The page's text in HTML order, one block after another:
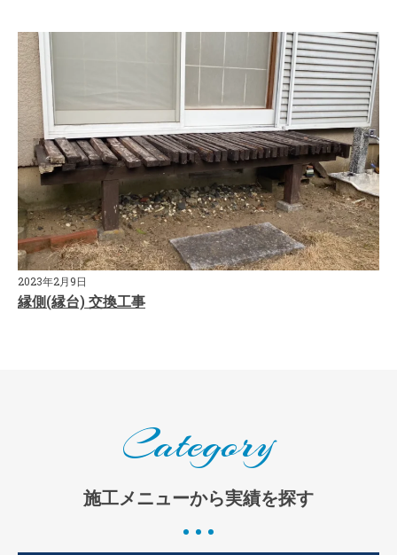
縁側(縁台) 交換工事
2023年2月9日
Category
施工メニューから実績を探す